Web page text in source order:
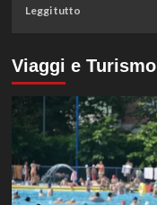
Leggi tuttoLeggi
su
Darderi
avanza
ai
quarti
a
Montreal,
Borges
battuto
Viaggi e Turismo